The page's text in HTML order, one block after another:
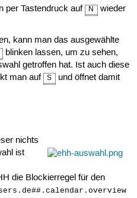
per Tastendruck auf
N
wieder
kann man das ausgewählte
blinken lassen, um zu sehen,
getroffen hat. Ist auch diese
man auf
S
und öffnet damit
nichts
ist
die Blockierregel für den